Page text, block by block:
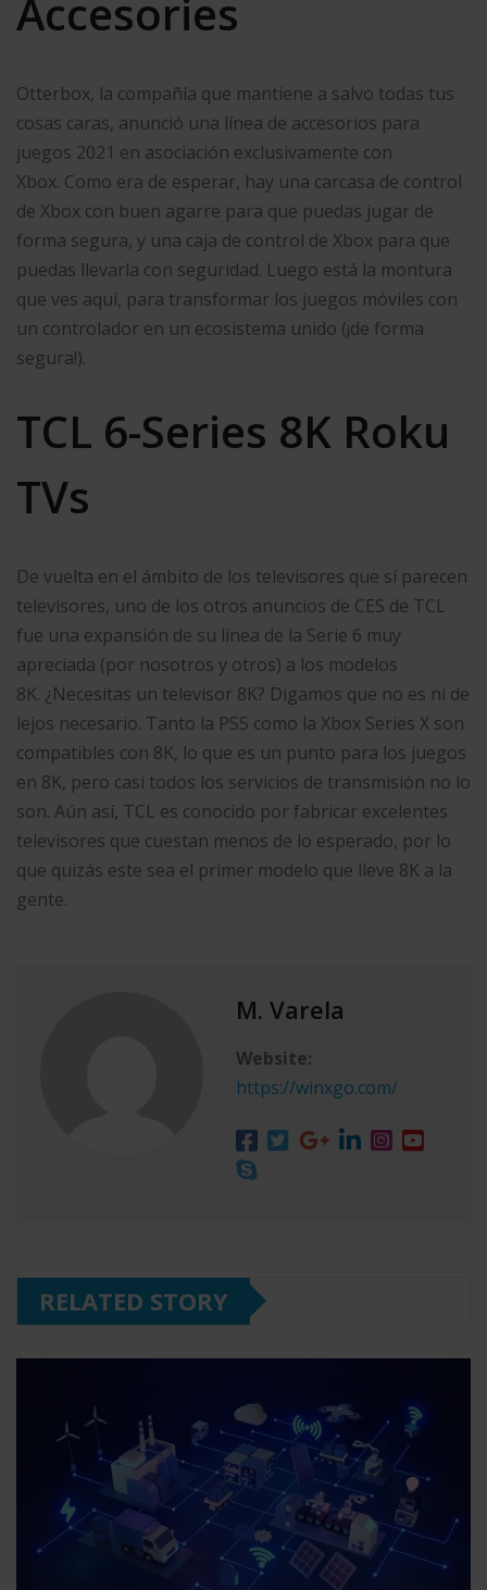
Accesories
Otterbox, la compañía que mantiene a salvo todas tus
cosas caras, anunció una línea de accesorios para
juegos 2021 en asociación exclusivamente con
Xbox. Como era de esperar, hay una carcasa de control
de Xbox con buen agarre para que puedas jugar de
forma segura, y una caja de control de Xbox para que
puedas llevarla con seguridad. Luego está la montura
que ves aquí, para transformar los juegos móviles con
un controlador en un ecosistema unido (¡de forma
segura!).
TCL 6-Series 8K Roku
TVs
De vuelta en el ámbito de los televisores que sí parecen
televisores, uno de los otros anuncios de CES de TCL
fue una expansión de su línea de la Serie 6 muy
apreciada (por nosotros y otros) a los modelos
8K. ¿Necesitas un televisor 8K? Digamos que no es ni de
lejos necesario. Tanto la PS5 como la Xbox Series X son
compatibles con 8K, lo que es un punto para los juegos
en 8K, pero casi todos los servicios de transmisión no lo
son. Aún así, TCL es conocido por fabricar excelentes
televisores que cuestan menos de lo esperado, por lo
que quizás este sea el primer modelo que lleve 8K a la
gente.
M. Varela
Website:
https://winxgo.com/
RELATED STORY